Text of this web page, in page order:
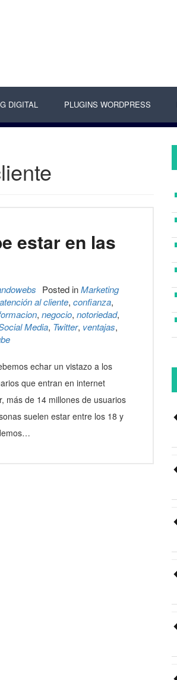
DIGITAL PLUGINS WORDPRESS
estar en las
Posted inMarketing
atención al cliente, confianza,
,negocio,notoriedad,
Media, Twitter, ventajas,
echar un vistazo a los
que entran en internet
más de 14 millones de usuarios
suelen estar entre los 18 y